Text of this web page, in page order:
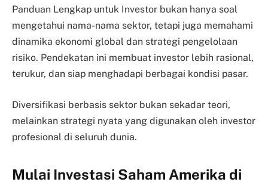
Panduan Lengkap untuk Investor bukan hanya soal
mengetahui nama-nama sektor, tetapi juga memahami
dinamika ekonomi global dan strategi pengelolaan
risiko. Pendekatan ini membuat investor lebih rasional,
terukur, dan siap menghadapi berbagai kondisi pasar.
Diversifikasi berbasis sektor bukan sekadar teori,
melainkan strategi nyata yang digunakan oleh investor
profesional di seluruh dunia.
Mulai Investasi Saham Amerika di